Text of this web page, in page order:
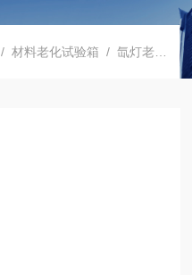
/材料老化试验箱 /氙灯老化试验箱